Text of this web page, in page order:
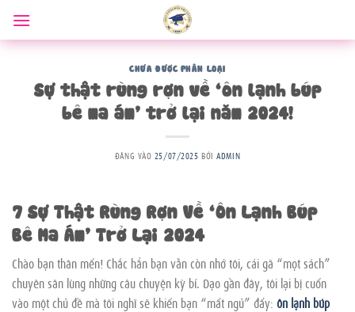
qua
nội
CHƯA ĐƯỢC PHÂN LOẠI
Sự thật rùng rợn về ‘ôn lạnh búp
bê ma ám’ trở lại năm 2024!
ĐĂNG VÀO 25/07/2025 BỞIADMIN
7 Sự Thật Rùng Rợn Về ‘Ôn Lạnh Búp
Bê Ma Ám’ Trở Lại 2024
Chào bạn thân mến! Chắc hẳn bạn vẫn còn nhớ tôi, cái gã “mọt sách”
chuyên săn lùng những câu chuyện kỳ bí. Dạo gần đây, tôi lại bị cuốn
vào một chủ đề mà tôi nghĩ sẽ khiến bạn “mất ngủ” đấy: ôn lạnh búp